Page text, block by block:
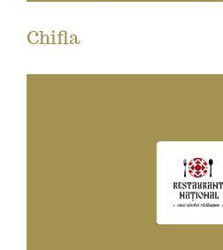
Chifla